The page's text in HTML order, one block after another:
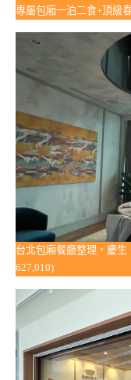
專屬包廂一泊二食+頂級
台北包廂餐廳整理，慶生
627,010)